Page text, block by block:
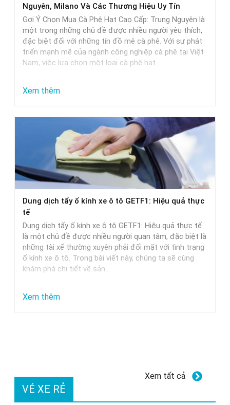
lựa
chọn
Nguyên, Milano Và Các Thương Hiệu Uy Tín
Gợi Ý Chọn Mua Cà Phê Hạt Cao Cấp: Trung Nguyên là
một trong những chủ đề được nhiều người yêu thích,
đặc biệt đối với những tín đồ mê cà phê. Với sự phát
triển mạnh mẽ của ngành công nghiệp cà phê tại Việt
Nam, việc lựa chọn một loại cà phê hạt…
Xem thêm:
Ý
Chọn
Mua
Cà
Phê
Hạt
Cao
Cấp:
Trung
Nguyên,
Milano
Dung dịch tẩy ố kính xe ô tô GETF1: Hiệu quả thực
tế
Dung dịch tẩy ố kính xe ô tô GETF1: Hiệu quả thực tế
là một chủ đề được nhiều người quan tâm, đặc biệt là
những tài xế thường xuyên phải đối mặt với tình trạng
ố kính xe ô tô. Trong bài viết này, chúng ta sẽ cùng
khám phá chi tiết về sản…
Xem thêm:
xe
VÉ XE RẺ
Xem tất cả